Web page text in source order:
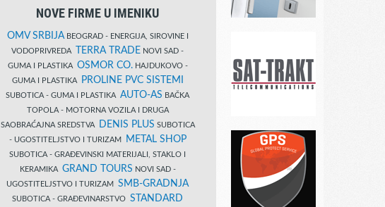
NOVE FIRME U IMENIKU
OMV SRBIJABEOGRAD - ENERGIJA, SIROVINE I
VODOPRIVREDA
TERRA TRADE NOVI SAD -
GUMA I PLASTIKA OSMOR CO.HAJDUKOVO -
GUMA I PLASTIKA
PROLINE PVC SISTEMI
SUBOTICA - GUMA I PLASTIKA AUTO-AS BAČKA
TOPOLA - MOTORNA VOZILA I DRUGA
SAOBRAĆAJNA SREDSTVA
DENIS PLUS SUBOTICA
- UGOSTITELJSTVO I TURIZAM
METAL SHOP
SUBOTICA - GRAĐEVINSKI MATERIJALI, STAKLO I
KERAMIKA GRAND TOURS NOVI SAD -
UGOSTITELJSTVO I TURIZAM SMB-GRADNJA
SUBOTICA - GRAĐEVINARSTVO STANDARD